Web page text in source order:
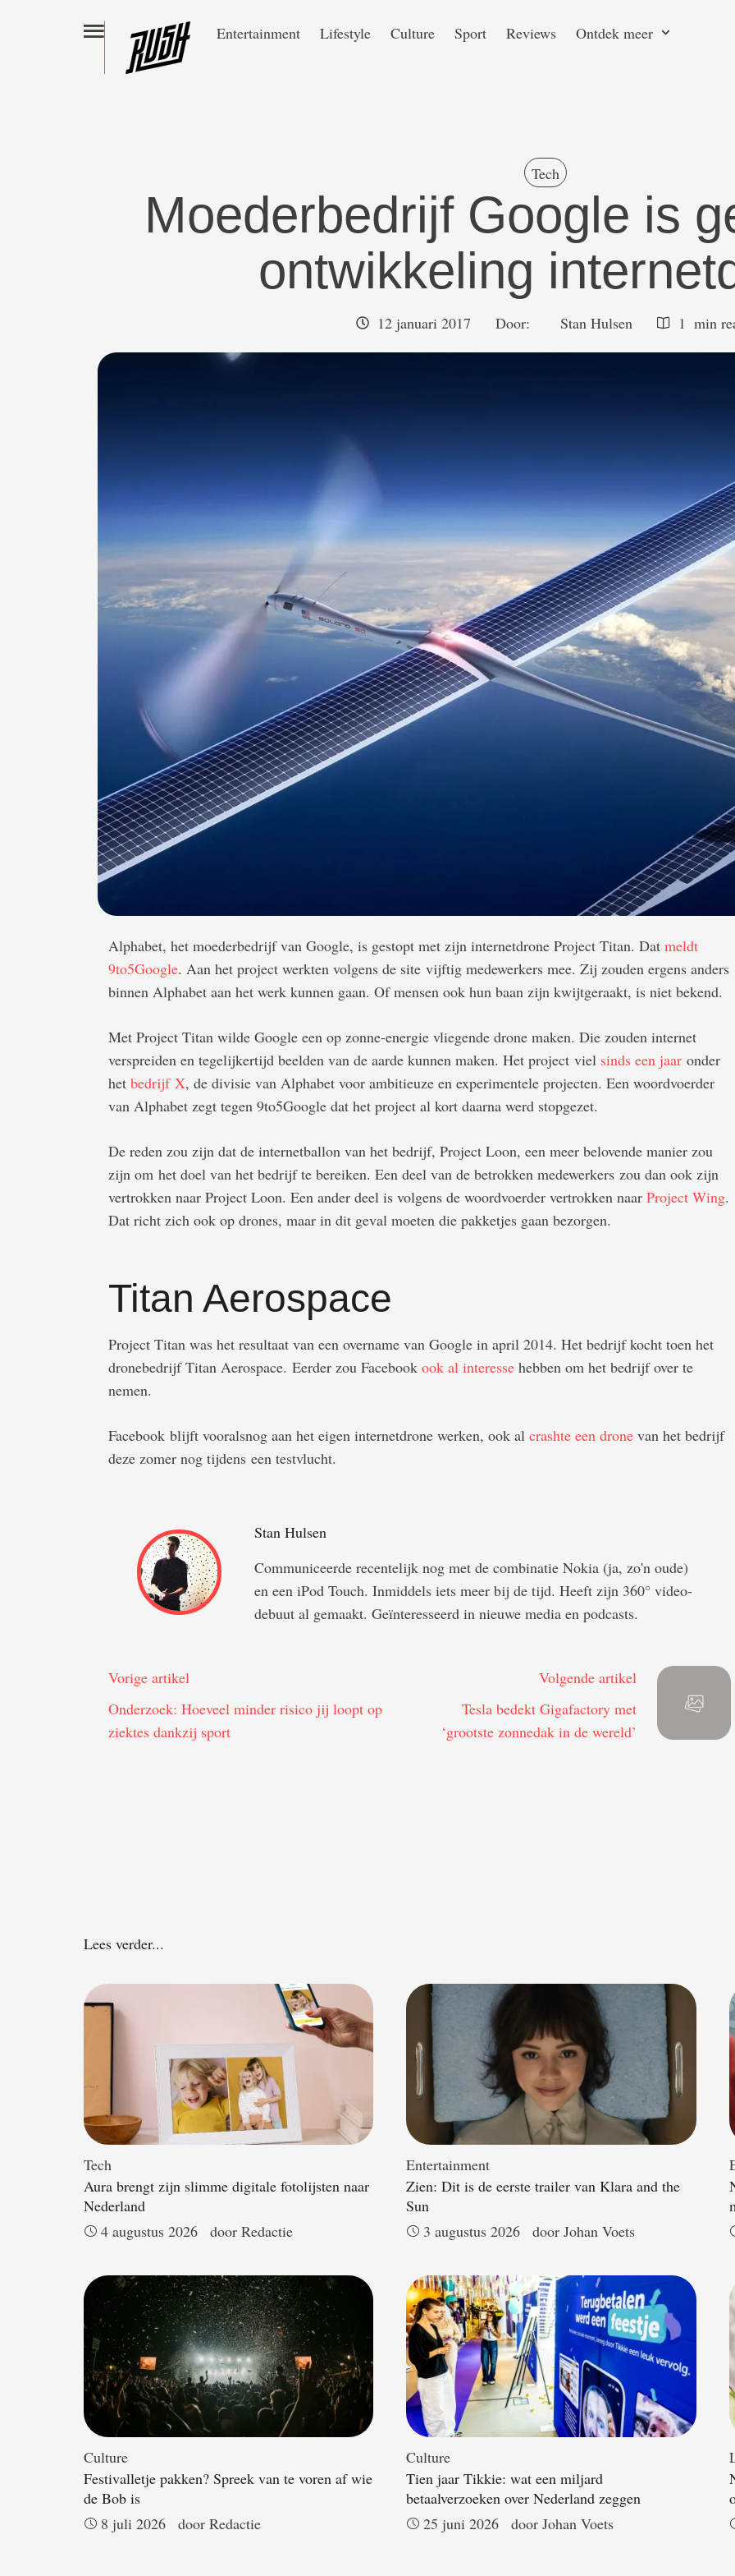
Entertainment Lifestyle Culture Sport Reviews Ontdek meer
Tech
Moederbedrijf Google is
ontwikkeling
12 januari 2017 Door: Stan Hulsen 1 min
Alphabet, het moederbedrijf van Google, is gestopt met zijn internetdrone Project Titan. Dat meldt
9to5Google. Aan het project werkten volgens de site vijftig medewerkers mee. Zij zouden ergens anders
binnen Alphabet aan het werk kunnen gaan. Of mensen ook hun baan zijn kwijtgeraakt, is niet bekend.
Met Project Titan wilde Google een op zonne-energie vliegende drone maken. Die zouden internet
verspreiden en tegelijkertijd beelden van de aarde kunnen maken. Het project viel sinds een jaar onder
het bedrijf X, de divisie van Alphabet voor ambitieuze en experimentele projecten. Een woordvoerder
van Alphabet zegt tegen 9to5Google dat het project al kort daarna werd stopgezet.
De reden zou zijn dat de internetballon van het bedrijf, Project Loon, een meer belovende manier zou
zijn om het doel van het bedrijf te bereiken. Een deel van de betrokken medewerkers zou dan ook zijn
vertrokken naar Project Loon. Een ander deel is volgens de woordvoerder vertrokken naar Project Wing.
Dat richt zich ook op drones, maar in dit geval moeten die pakketjes gaan bezorgen.
Titan Aerospace
Project Titan was het resultaat van een overname van Google in april 2014. Het bedrijf kocht toen het
dronebedrijf Titan Aerospace. Eerder zou Facebook ook al interesse hebben om het bedrijf over te
nemen.
Facebook blijft vooralsnog aan het eigen internetdrone werken, ook al crashte een drone van het bedrijf
deze zomer nog tijdens een testvlucht.
Stan Hulsen
Communiceerde recentelijk nog met de combinatie Nokia (ja, zo'n oude)
en een iPod Touch. Inmiddels iets meer bij de tijd. Heeft zijn 360° video-
debuut al gemaakt. Geïnteresseerd in nieuwe media en podcasts.
Vorige artikel
Onderzoek: Hoeveel minder risico jij loopt op
ziektes dankzij sport
Volgende artikel
Tesla bedekt Gigafactory met
‘grootste zonnedak in de wereld’
Lees verder...
Tech
Aura brengt zijn slimme digitale fotolijsten naar
Nederland
4 augustus 2026
door Redactie
Entertainment
Zien: Dit is de eerste trailer van Klara and the
Sun
3 augustus 2026
door Johan Voets
Culture
Festivalletje pakken? Spreek van te voren af wie
de Bob is
8 juli 2026
door Redactie
Culture
Tien jaar Tikkie: wat een miljard
betaalverzoeken over Nederland zeggen
25 juni 2026
door Johan Voets